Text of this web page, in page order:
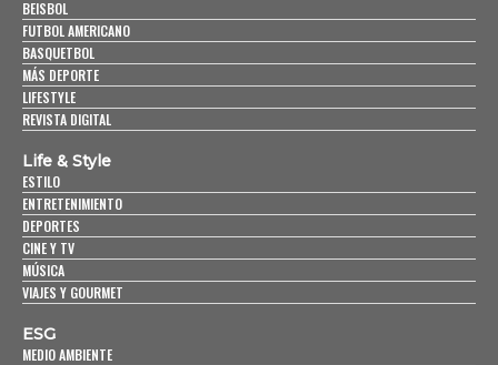
BEISBOL
FUTBOL AMERICANO
BASQUETBOL
MÁS DEPORTE
LIFESTYLE
REVISTA DIGITAL
Life & Style
ESTILO
ENTRETENIMIENTO
DEPORTES
CINE Y TV
MÚSICA
VIAJES Y GOURMET
ESG
MEDIO AMBIENTE